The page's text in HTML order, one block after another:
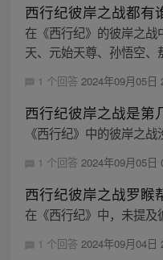
西行纪彼岸之战都有
在《西行纪》的彼岸之
天、元始天尊、孙悟空、
1 个回答 2024年09月05日
西行纪彼岸之战是第
《西行纪》中的彼岸之战
1 个回答 2024年09月05日
西行纪彼岸之战罗睺
在《西行纪》中，未提及
1 个回答 2024年09月04日